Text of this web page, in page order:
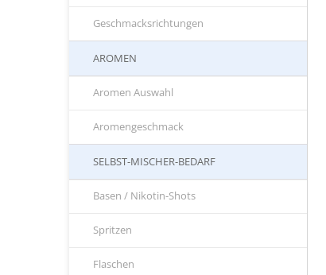
Geschmacksrichtungen
AROMEN
Aromen Auswahl
Aromengeschmack
SELBST-MISCHER-BEDARF
Basen / Nikotin-Shots
Spritzen
Flaschen